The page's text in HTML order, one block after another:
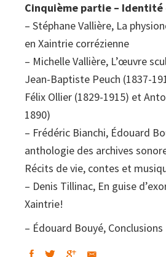
Cinquième partie –
– Stéphane Vallière, La
en Xaintrie corrézienne
– Michelle Vallière, L’œuvre
Jean-Baptiste Peuch (1837-
Félix Ollier (1829-1915) et
1890)
– Frédéric Bianchi, Édouard
anthologie des archives
Récits de vie, contes et
– Denis Tillinac, En guise
Xaintrie!
– Édouard Bouyé, Conclusions